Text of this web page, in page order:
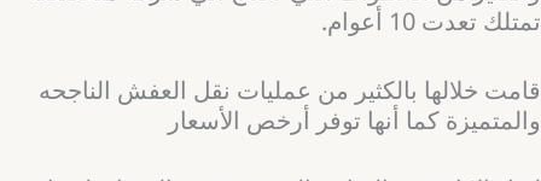
تمتلك تعدت 10 أعوام.
قامت خلالها بالكثير من عمليات نقل العفش الناجحه
والمتميزة كما أنها توفر أرخص الأسعار